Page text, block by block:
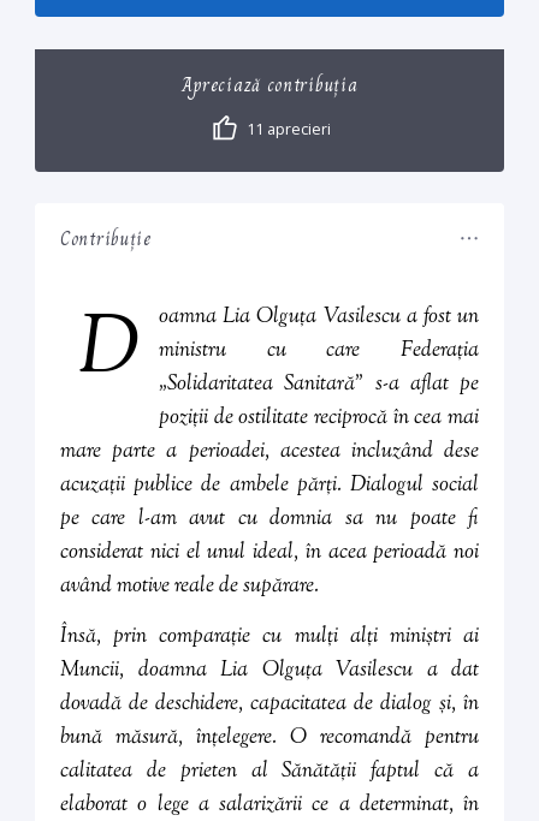
Apreciază contribuția
11 aprecieri
Contribuție
D
oamna Lia Olguța Vasilescu a fost un
ministru cu care Federația
„Solidaritatea Sanitară” s-a aflat pe
poziții de ostilitate reciprocă în cea mai
mare parte a perioadei, acestea incluzând dese
acuzații publice de ambele părți. Dialogul social
pe care l-am avut cu domnia sa nu poate fi
considerat nici el unul ideal, în acea perioadă noi
având motive reale de supărare.
Însă, prin comparație cu mulți alți miniștri ai
Muncii, doamna Lia Olguța Vasilescu a dat
dovadă de deschidere, capacitatea de dialog și, în
bună măsură, înțelegere. O recomandă pentru
calitatea de prieten al Sănătățiifaptul că a
elaborat o lege a salarizării ce a determinat, în